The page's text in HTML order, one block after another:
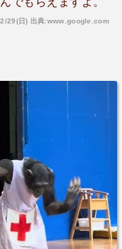
29(日) 出典:www.google.com